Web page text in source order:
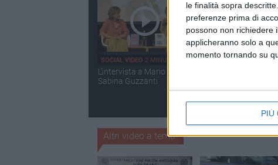
le finalità sopra
preferenze prima di
possono non richiedere
applicheranno solo a
momento tornando su
PIÙ
SOCIAL VIDEO 2 MINUTI
L'intervista a Mario Tozzi e
Sabina Guzzanti
SOCIAL VIDEO2 MINUTI
Megamark fanno
Bisceglie
Altri video a tema